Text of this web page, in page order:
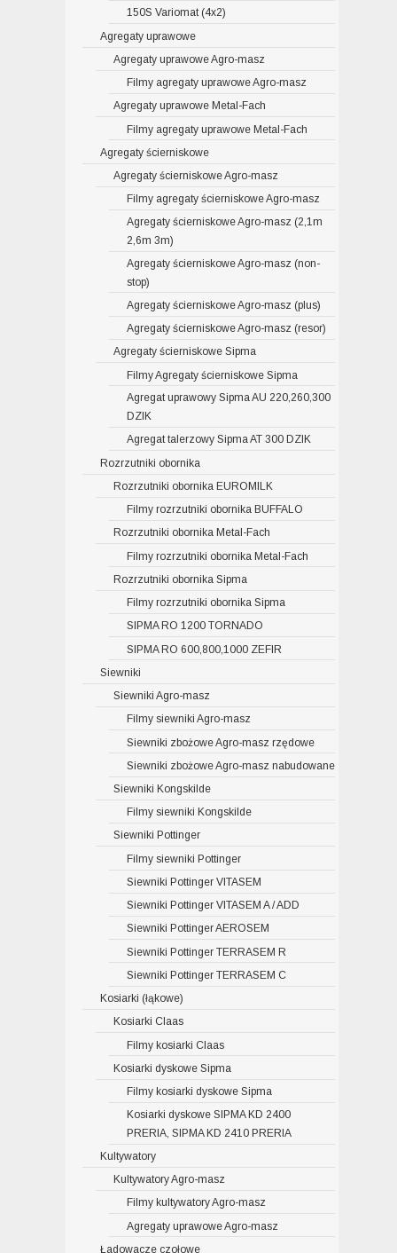
150S Variomat (4x2)
Agregaty uprawowe
Agregaty uprawowe Agro-masz
Filmy agregaty uprawowe Agro-masz
Agregaty uprawowe Metal-Fach
Filmy agregaty uprawowe Metal-Fach
Agregaty ścierniskowe
Agregaty ścierniskowe Agro-masz
Filmy agregaty ścierniskowe Agro-masz
Agregaty ścierniskowe Agro-masz (2,1m
2,6m 3m)
Agregaty ścierniskowe Agro-masz (non-
stop)
Agregaty ścierniskowe Agro-masz (plus)
Agregaty ścierniskowe Agro-masz (resor)
Agregaty ścierniskowe Sipma
Filmy Agregaty ścierniskowe Sipma
Agregat uprawowy Sipma AU 220,260,300
DZIK
Agregat talerzowy Sipma AT 300 DZIK
Rozrzutniki obornika
Rozrzutniki obornika EUROMILK
Filmy rozrzutniki obornika BUFFALO
Rozrzutniki obornika Metal-Fach
Filmy rozrzutniki obornika Metal-Fach
Rozrzutniki obornika Sipma
Filmy rozrzutniki obornika Sipma
SIPMA RO 1200 TORNADO
SIPMA RO 600,800,1000 ZEFIR
Siewniki
Siewniki Agro-masz
Filmy siewniki Agro-masz
Siewniki zbożowe Agro-masz rzędowe
Siewniki zbożowe Agro-masz nabudowane
Siewniki Kongskilde
Filmy siewniki Kongskilde
Siewniki Pottinger
Filmy siewniki Pottinger
Siewniki Pottinger VITASEM
Siewniki Pottinger VITASEM A / ADD
Siewniki Pottinger AEROSEM
Siewniki Pottinger TERRASEM R
Siewniki Pottinger TERRASEM C
Kosiarki (łąkowe)
Kosiarki Claas
Filmy kosiarki Claas
Kosiarki dyskowe Sipma
Filmy kosiarki dyskowe Sipma
Kosiarki dyskowe SIPMA KD 2400
PRERIA, SIPMA KD 2410 PRERIA
Kultywatory
Kultywatory Agro-masz
Filmy kultywatory Agro-masz
Agregaty uprawowe Agro-masz
Ładowacze czołowe